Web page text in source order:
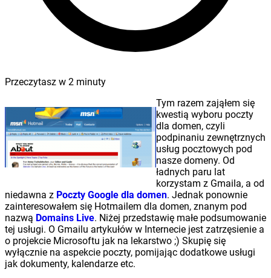
Przeczytasz w 2 minuty
Tym razem zająłem się
kwestią wyboru poczty
dla domen, czyli
podpinaniu zewnętrznych
usług pocztowych pod
nasze domeny. Od
ładnych paru lat
korzystam z Gmaila, a od
niedawna z Poczty Google dla domen. Jednak ponownie
zainteresowałem się Hotmailem dla domen, znanym pod
nazwą Domains Live. Niżej przedstawię małe podsumowanie
tej usługi. O Gmailu artykułów w Internecie jest zatrzęsienie a
o projekcie Microsoftu jak na lekarstwo ;) Skupię się
wyłącznie na aspekcie poczty, pomijając dodatkowe usługi
jak dokumenty, kalendarze etc.